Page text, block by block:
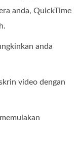
anda, QuickTime
anda
video dengan